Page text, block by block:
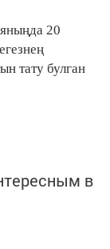
20
тату булган
в